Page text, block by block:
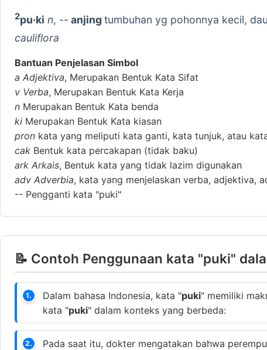
2pu·ki n, -- anjing tumbuhan yg pohonnya kecil,
cauliflora
Bantuan Penjelasan Simbol
a Adjektiva, Merupakan Bentuk Kata Sifat
v Verba, Merupakan Bentuk Kata Kerja
n Merupakan Bentuk Kata benda
ki Merupakan Bentuk Kata kiasan
pron kata yang meliputi kata ganti, kata tunjuk, atau
cak Bentuk kata percakapan (tidak baku)
ark Arkais, Bentuk kata yang tidak lazim digunakan
adv Adverbia, kata yang menjelaskan verba, adjektiva,
-- Pengganti kata "puki"
📝 Contoh Penggunaan kata "puki"
1. Dalam bahasa Indonesia, kata "puki" memiliki
kata "puki" dalam konteks yang berbeda:
2. Pada saat itu, dokter mengatakan bahwa